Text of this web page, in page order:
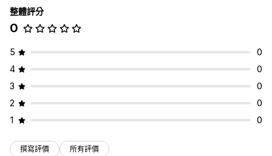
整體評分
0
5
0
4
0
3
0
2
0
1
0
撰寫評價 所有評價